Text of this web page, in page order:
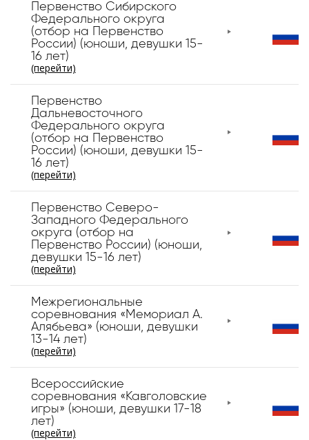
Первенство Сибирского
Федерального округа
(отбор на Первенство
России) (юноши, девушки 15-
16 лет)
(перейти)
Первенство
Дальневосточного
Федерального округа
(отбор на Первенство
России) (юноши, девушки 15-
16 лет)
(перейти)
Первенство Северо-
Западного Федерального
округа (отбор на
Первенство России) (юноши,
девушки 15-16 лет)
(перейти)
Межрегиональные
соревнования «Мемориал А.
Алябьева» (юноши, девушки
13-14 лет)
(перейти)
Всероссийские
соревнования «Кавголовские
игры» (юноши, девушки 17-18
лет)
(перейти)